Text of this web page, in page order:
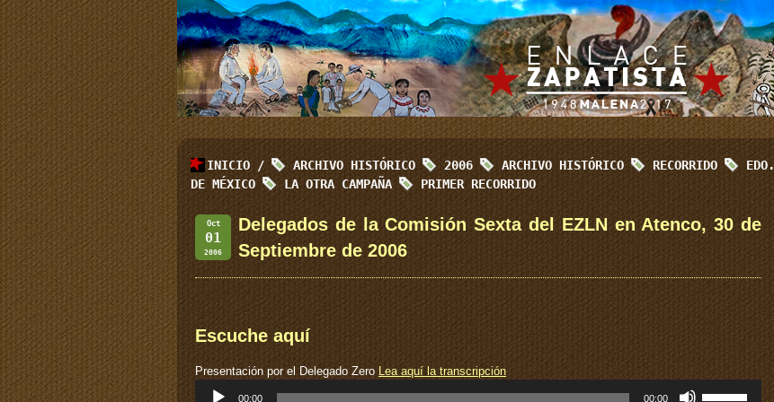
INICIO / ARCHIVO HISTÓRICO 2006 ARCHIVO HISTÓRICO RECORRIDO
EDO.
DE MÉXICO
LA OTRA CAMPAÑA PRIMER RECORRIDO
Oct
01
2006
Delegados de la Comisión Sexta del EZLN en Atenco, 30 de
Septiembre de 2006
Escuche aquí
Presentación por el Delegado Zero Lea aquí la transcripción
Reproductor
00:00 00:00